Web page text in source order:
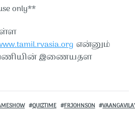
only**
என்னும்
இணையதள
QUIZTIME FRJOHNSON